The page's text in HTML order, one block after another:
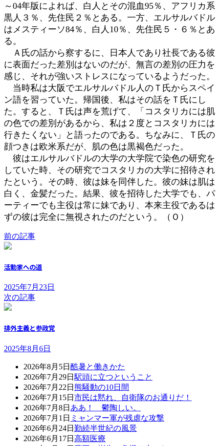
～04年版によれば、白人とその混血95％、アフリカ系
黒人３％、先住民２％とある。一方、エルサルバドル
はメスティーソ84％、白人10％、先住民５・６％とあ
る。
Ａ氏の話から察するに、日本人であり社長である彼
に表面だった差別はないのだが、無言の差別の圧力を
感じ、それが強いストレスになっているようだった。
当時私は大阪でエルサルバドル人のＴ氏からスペイ
ン語を習っていた。帰国後、私はその話をＴ氏にし
た。すると、Ｔ氏は声を荒げて、「コスタリカには肌
の色での差別があるから、私は２度とコスタリカには
行きたくない」と語ったのである。ちなみに、Ｔ氏の
顔つきは欧米系だが、肌の色は黒褐色だった。
彼はエルサルバドルの大学の大学院で染色の研究を
していた時、その研究でコスタリカの大学に招待され
たという。その時、彼は妹を同伴した。彼の妹は肌は
白く、金髪だった。結果、彼を招待した大学でも、パ
ーティーでも主役は常に妹であり、本来主役であるは
ずの彼は完全に無視されたのだという。（Ｏ）
前の記事
活動家への道
2025年7月23日
次の記事
排外主義と参政党
2025年8月6日
2026年8月5日 酷暑と働きかた
2026年7月29日 駅頭に立つということ
2026年7月22日 熊騒動の10日間
2026年7月15日 市民は黙れ、自衛隊のお通りだ！
2026年7月8日 ああ！ 鬱陶しい。
2026年7月1日 ミャンマー軍が残虐な攻撃
2026年6月24日 勤続半世紀の風景
2026年6月17日 高額医療